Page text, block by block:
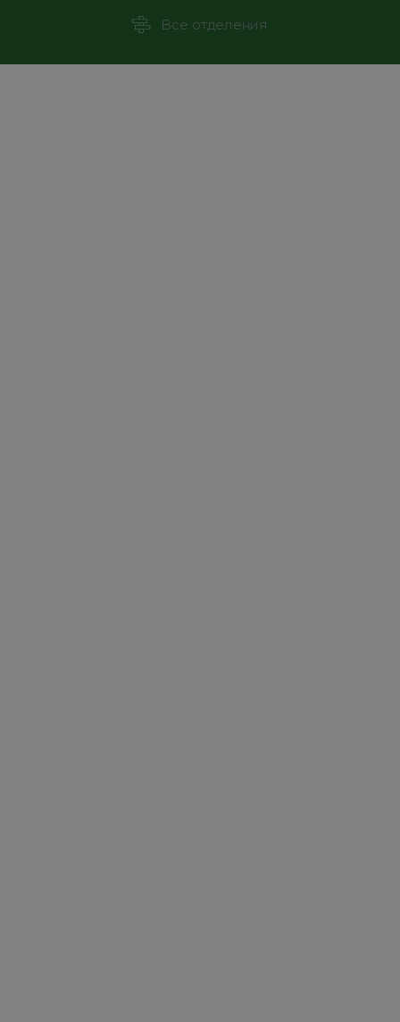
Все отделения